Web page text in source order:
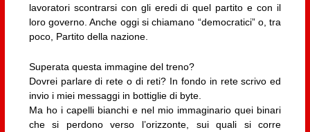
lavoratori scontrarsi con gli eredi di quel partito e con il
loro governo. Anche oggi si chiamano “democratici” o, tra
poco, Partito della nazione.
Superata questa immagine del treno?
Dovrei parlare di rete o di reti? In fondo in rete scrivo ed
invio i miei messaggi in bottiglie di byte.
Ma ho i capelli bianchi e nel mio immaginario quei binari
che si perdono verso l’orizzonte, sui quali si corre